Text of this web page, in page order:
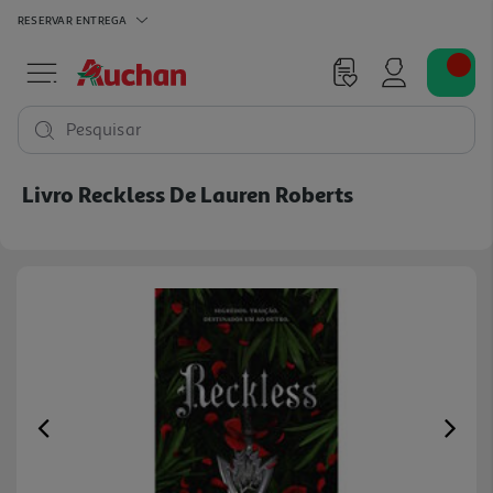
RESERVAR ENTREGA
Pesquisar
Livro Reckless De Lauren Roberts
Previous